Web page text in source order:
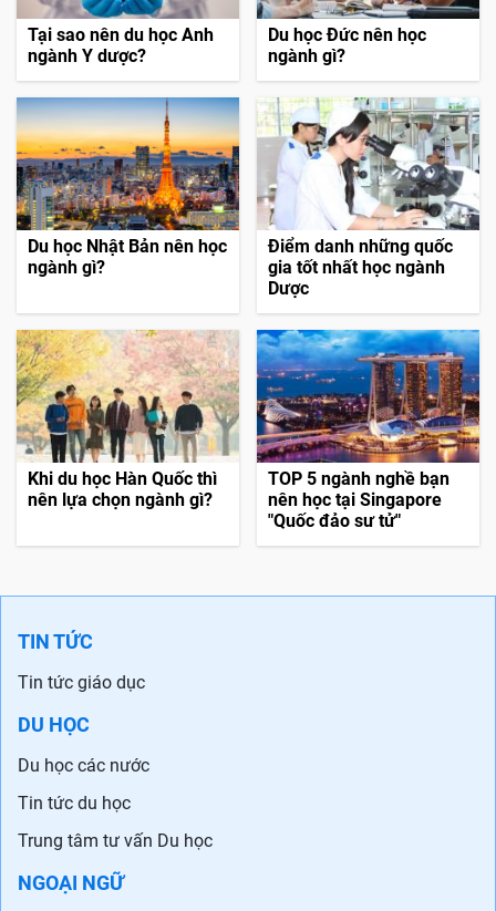
Tại sao nên du học Anh
ngành Y dược?
Du học Đức nên học
ngành gì?
Du học Nhật Bản nên học
ngành gì?
Điểm danh những quốc
gia tốt nhất học ngành
Dược
Khi du học Hàn Quốc thì
nên lựa chọn ngành gì?
TOP 5 ngành nghề bạn
nên học tại Singapore
"Quốc đảo sư tử"
TIN TỨC
Tin tức giáo dục
DU HỌC
Du học các nước
Tin tức du học
Trung tâm tư vấn Du học
NGOẠI NGỮ